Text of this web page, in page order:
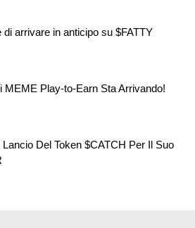
arrivare in anticipo su $FATTY
MEME Play-to-Earn Sta Arrivando!
Del Token $CATCH Per Il Suo